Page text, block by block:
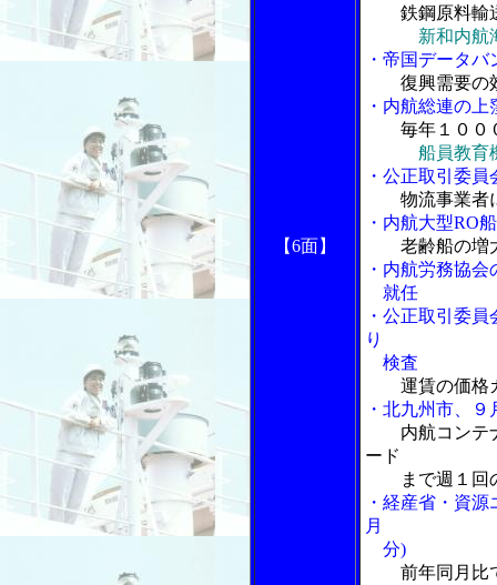
【6面】
鉄鋼原料輸
新和内
・帝国データ
復興需要の
・内航総連の
毎年１００
船員教育
・公正取引委
物流事業者
・内航大型RO
老齢船の増
・内航労務協
就任
・公正取引委
り
検査
運賃の価格
・北九州市、
内航コンテ
ード
まで週１回
・経産省・資
月
分)
前年同月比